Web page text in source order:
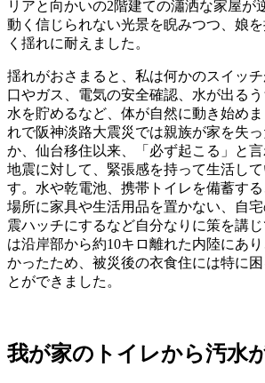
リアと向かいの2階建ての瀟洒な家屋が
動く信じられない光景を睨みつつ、娘
く揺れに耐えました。
揺れがおさまると、私は何かのスイッ
口やガス、電気の安全確認、水が出る
水を貯めるなど、体が自然に動き始め
れで阪神淡路大震災では親族が家を失
か、仙台移住以来、「必ず起こる」と
地震に対して、緊張感を持って生活し
す。水や乾電池、携帯トイレを備蓄す
場所に家具や生活用品を置かない、自
震ハッチにするなど自分なりに策を講
は沿岸部から約10キロ離れた内陸にあ
かったため、被災後の衣食住には特に
とができました。
我が家のトイレから汚水